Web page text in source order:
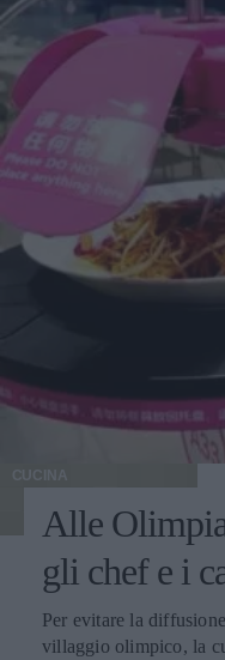
CUCINA
Alle
gli chef e i
Per evitare la
villaggio olimpico, la